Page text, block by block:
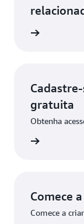
gratuita
Obtenha
Comece
Comece a